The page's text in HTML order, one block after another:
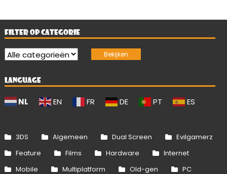
FILTER OP CATEGORIE
LANGUAGE
NL EN FR DE PT ES
3DS Algemeen Dual Screen
Evilgamerz
Feature
Films Hardware
Internet
Mobile
Multiplatform Old-gen PC